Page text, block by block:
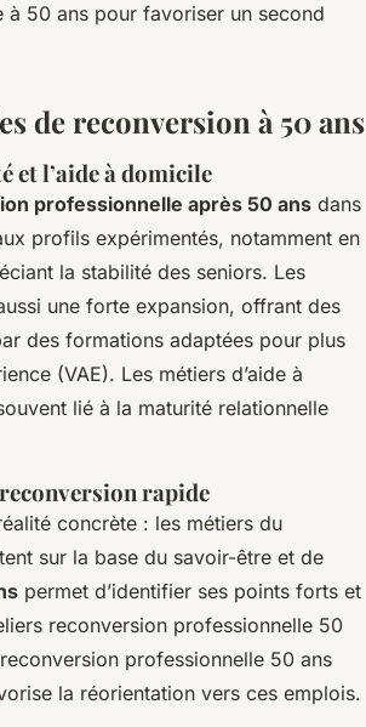
50 ans pour favoriser un second
de reconversion à 50 ans
et l’aide à domicile
professionnelle après 50 ans dans
profils expérimentés, notamment en
la stabilité des seniors. Les
une forte expansion, offrant des
des formations adaptées pour plus
(VAE). Les métiers d’aide à
lié à la maturité relationnelle
rapide
concrète : les métiers du
sur la base du savoir-être et de
permet d’identifier ses points forts et
reconversion professionnelle 50
professionnelle 50 ans
la réorientation vers ces emplois.